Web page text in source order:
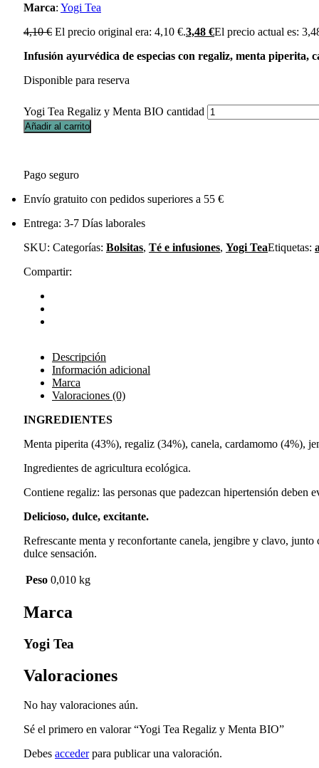
Marca: Yogi Tea
4,10€ El precio original era: 4,10 €.3,48 €El precio actual es:
Infusión ayurvédica de especias con regaliz, menta piperita,
Disponible para reserva
Yogi Tea Regaliz y Menta BIO cantidad
Añadir al carrito
Pago seguro
Envío gratuito con pedidos superiores a 55 €
Entrega: 3-7 Días laborales
SKU: Categorías: Bolsitas, Té e infusiones, Yogi TeaEtiquetas:
Compartir:
Descripción
Información adicional
Marca
Valoraciones (0)
INGREDIENTES
Menta piperita (43%), regaliz (34%), canela, cardamomo (4%),
Ingredientes de agricultura ecológica.
Contiene regaliz: las personas que padezcan hipertensión deben
Delicioso, dulce, excitante.
Refrescante menta y reconfortante canela, jengibre y clavo,
dulce sensación.
Peso 0,010 kg
Marca
Yogi Tea
Valoraciones
No hay valoraciones aún.
Sé el primero en valorar “Yogi Tea Regaliz y Menta BIO”
Debes accederpara publicar una valoración.